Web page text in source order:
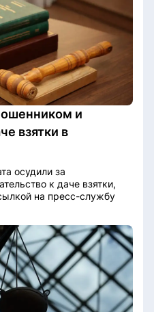
и
взятки в
осудили за
к даче взятки,
на пресс-службу